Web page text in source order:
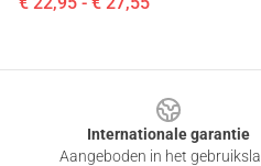
Internationale garantie
Aangeboden in het